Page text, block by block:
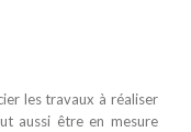
les travaux à réaliser
aussi être en mesure